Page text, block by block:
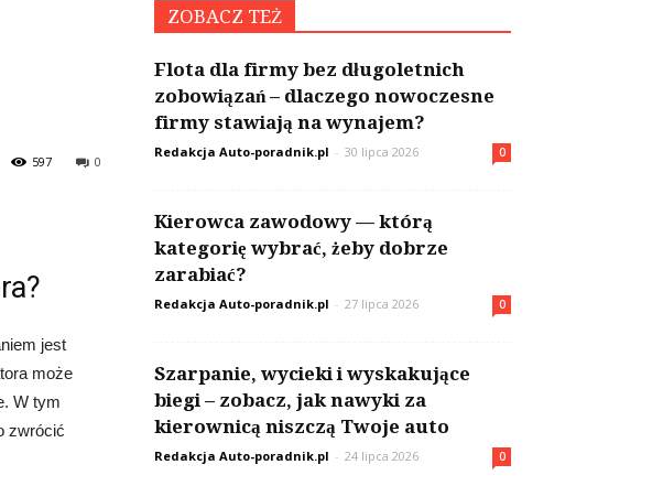
0
597
jest
może
W tym
zwrócić
ZOBACZ TEŻ
Flota dla firmy bez długoletnich
zobowiązań – dlaczego nowoczesne
firmy stawiają na wynajem?
Redakcja Auto-poradnik.pl - 30 lipca 2026 0
Kierowca zawodowy — którą
kategorię wybrać, żeby dobrze
zarabiać?
Redakcja Auto-poradnik.pl - 27 lipca 2026 0
Szarpanie, wycieki i wyskakujące
biegi – zobacz, jak nawyki za
kierownicą niszczą Twoje auto
Redakcja Auto-poradnik.pl - 24 lipca 2026 0